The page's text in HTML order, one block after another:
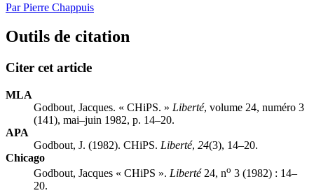
Par Pierre Chappuis
Outils de citation
Citer cet article
MLA
Godbout, Jacques. « CHiPS. » Liberté, volume 24, numéro 3
(141), mai–juin 1982, p. 14–20.
APA
Godbout, J. (1982). CHiPS. Liberté, 24(3), 14–20.
Chicago
Godbout, Jacques « CHiPS ». Liberté24, no 3 (1982) : 14–
20.